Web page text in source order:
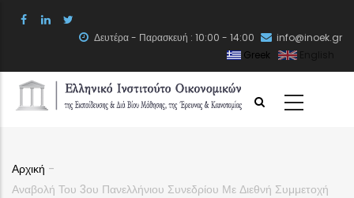
content
Δευτέρα - Παρασκευή : 10:00 - 14:00
info@inoek.gr
Greek
Breadcrumb
Αρχική -
Αναβολή Του 3ου Πανελλήνιου Συνεδρίου Με Διεθνή Συμμετοχή